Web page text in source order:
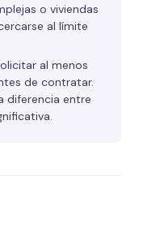
o viviendas
al límite
al menos
de contratar.
diferencia entre